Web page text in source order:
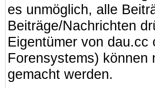
es unmöglich, alle
Beiträge/Nachrichten
Eigentümer von
Forensystems)
gemacht werden.